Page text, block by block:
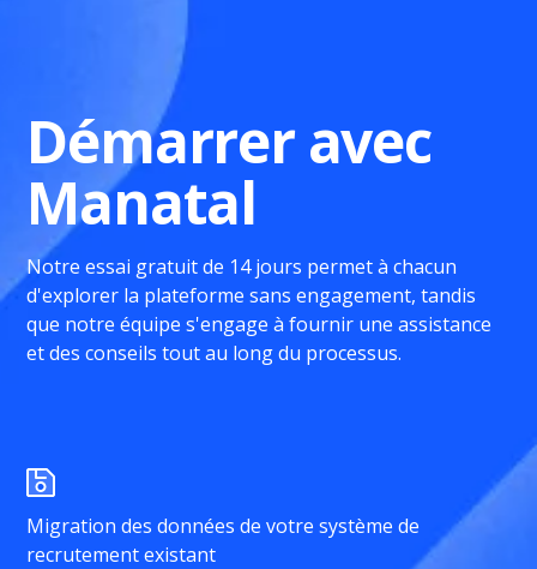
Démarrer avec
Manatal
Notre essai gratuit de 14 jours permet à chacun
d'explorer la plateforme sans engagement, tandis
que notre équipe s'engage à fournir une assistance
et des conseils tout au long du processus.
Migration des données de votre système de
recrutement existant